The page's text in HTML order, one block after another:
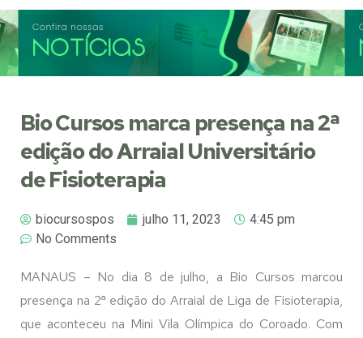
Bio Cursos marca presença na 2ª
edição do Arraial Universitário
de Fisioterapia
biocursospos julho 11, 2023
4:45 pm
No Comments
MANAUS – No dia 8 de julho, a Bio Cursos marcou
presença na 2ª edição do Arraial de Liga de Fisioterapia,
que aconteceu na Mini Vila Olímpica do Coroado. Com